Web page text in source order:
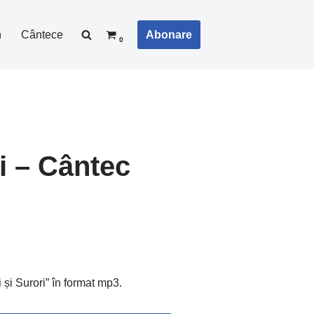
Cântece 0 Abonare
– Cântec
Surori” în format mp3.